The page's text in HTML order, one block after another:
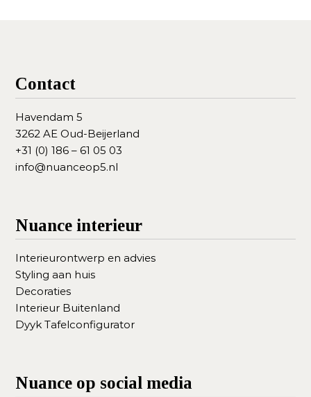
Contact
Havendam 5
3262 AE Oud-Beijerland
+31 (0) 186 – 61 05 03
info@nuanceop5.nl
Nuance interieur
Interieurontwerp en advies
Styling aan huis
Decoraties
Interieur Buitenland
Dyyk Tafelconfigurator
Nuance op social media